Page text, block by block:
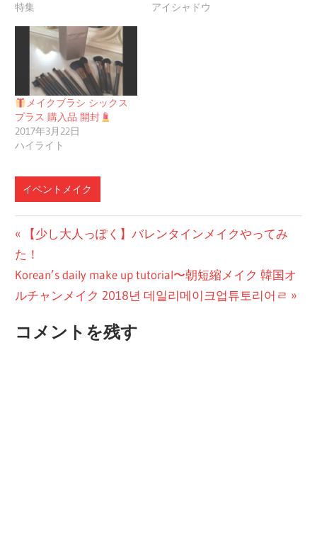
特集
アイシャドウ
メイクブラシ シックス
プラス 購入品 開封
2017年3月22日
ハイライト
イベントメイク
投
稿
ナ
ゲ
前
の
投
稿:
【少し大人っぽく】バレンタインメイクやってみ
た！
次
の
稿:
Korean’s daily make up tutorial〜朝短縮メイク 韓国オ
ルチャンメイク 2018년 데일리메이크업튜토리어ㄹ
コメントを残す